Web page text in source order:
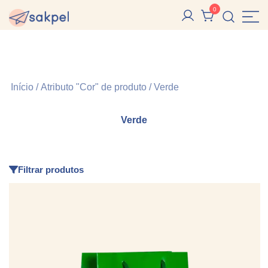
Pular
para
0
Início / Atributo "Cor" de produto / Verde
Verde
Filtrar produtos